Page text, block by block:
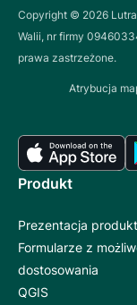
Copyright © 2026
Walii, nr firmy
prawa zastrzeżone.
Atrybucja
Produkt
Prezentacja
Formularze z
dostosowania
QGIS